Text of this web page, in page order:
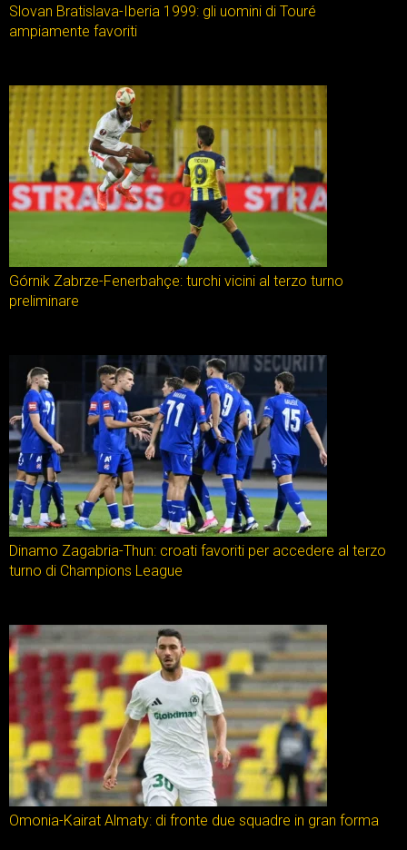
Slovan Bratislava-Iberia 1999: gli uomini di Touré
ampiamente favoriti
Górnik Zabrze-Fenerbahçe: turchi vicini al terzo turno
preliminare
Dinamo Zagabria-Thun: croati favoriti per accedere al terzo
turno di Champions League
Omonia-Kairat Almaty: di fronte due squadre in gran forma